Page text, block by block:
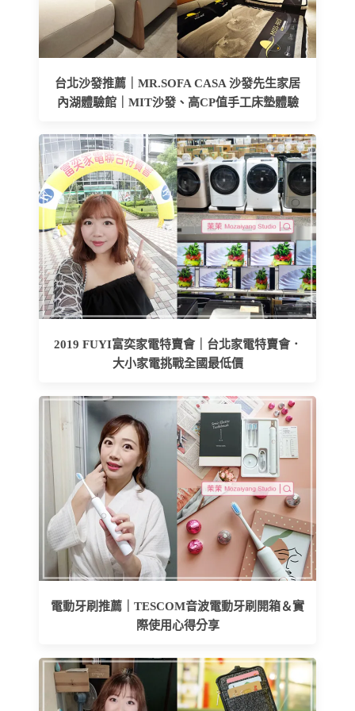
台北沙發推薦｜MR.SOFA CASA 沙發先生家居
內湖體驗館｜MIT沙發、高CP值手工床墊體驗
2019 FUYI富奕家電特賣會｜台北家電特賣會．
大小家電挑戰全國最低價
電動牙刷推薦｜TESCOM音波電動牙刷開箱＆實
際使用心得分享